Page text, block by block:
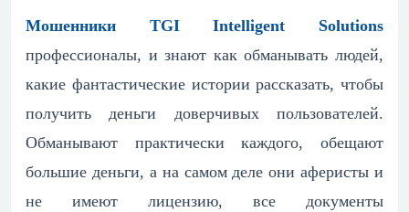
Мошенники TGI Intelligent Solutions
профессионалы, и знают как обманывать людей,
какие фантастические истории рассказать, чтобы
получить деньги доверчивых пользователей.
Обманывают практически каждого, обещают
большие деньги, а на самом деле они аферисты и
не имеют лицензию, все документы